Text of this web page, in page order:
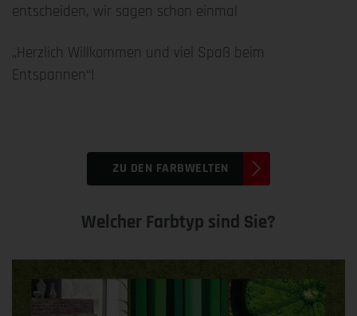
entscheiden, wir sagen schon einmal
„Herzlich Willkommen und viel Spaß beim
Entspannen“!
ZU DEN FARBWELTEN
Welcher Farbtyp sind Sie?